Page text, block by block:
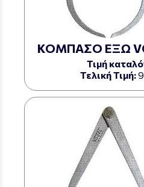
ΚΟΜΠΑΣΟ ΕΞΩ
Τιμή
Τελική Τιμή: